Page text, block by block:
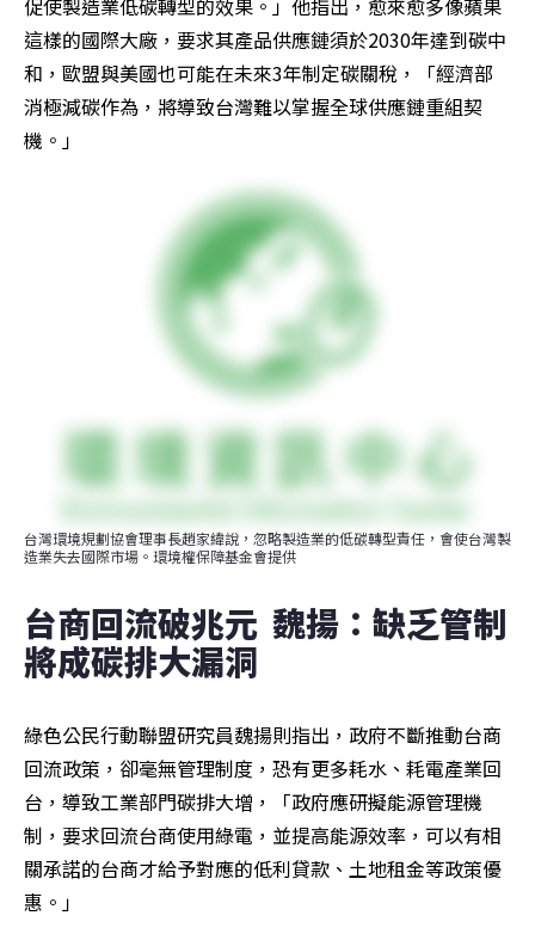
促使製造業低碳轉型的效果。」他指出，愈來愈多像蘋果
這樣的國際大廠，要求其產品供應鏈須於2030年達到碳中
和，歐盟與美國也可能在未來3年制定碳關稅，「經濟部
消極減碳作為，將導致台灣難以掌握全球供應鏈重組契
機。」
台灣環境規劃協會理事長趙家緯說，忽略製造業的低碳轉型責任，會使台灣製
造業失去國際市場。環境權保障基金會提供
台商回流破兆元  魏揚：缺乏管制
將成碳排大漏洞
綠色公民行動聯盟研究員魏揚則指出，政府不斷推動台商
回流政策，卻毫無管理制度，恐有更多耗水、耗電產業回
台，導致工業部門碳排大增，「政府應研擬能源管理機
制，要求回流台商使用綠電，並提高能源效率，可以有相
關承諾的台商才給予對應的低利貸款、土地租金等政策優
惠。」